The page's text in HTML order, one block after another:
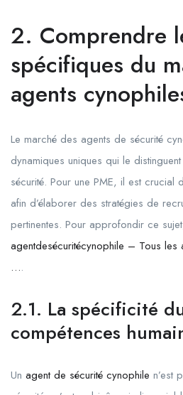
2. Comprendre
spécifiques du
agents
Le marché des agents de sécurité
dynamiques uniques qui le
sécurité. Pour une PME, il est crucial
afin d’élaborer des stratégies de
pertinentes. Pour approfondir ce
agentdesécuritécynophile – Tous les
….
2.1. La spécificité
compétences
Un agent de sécurité cynophile n’est